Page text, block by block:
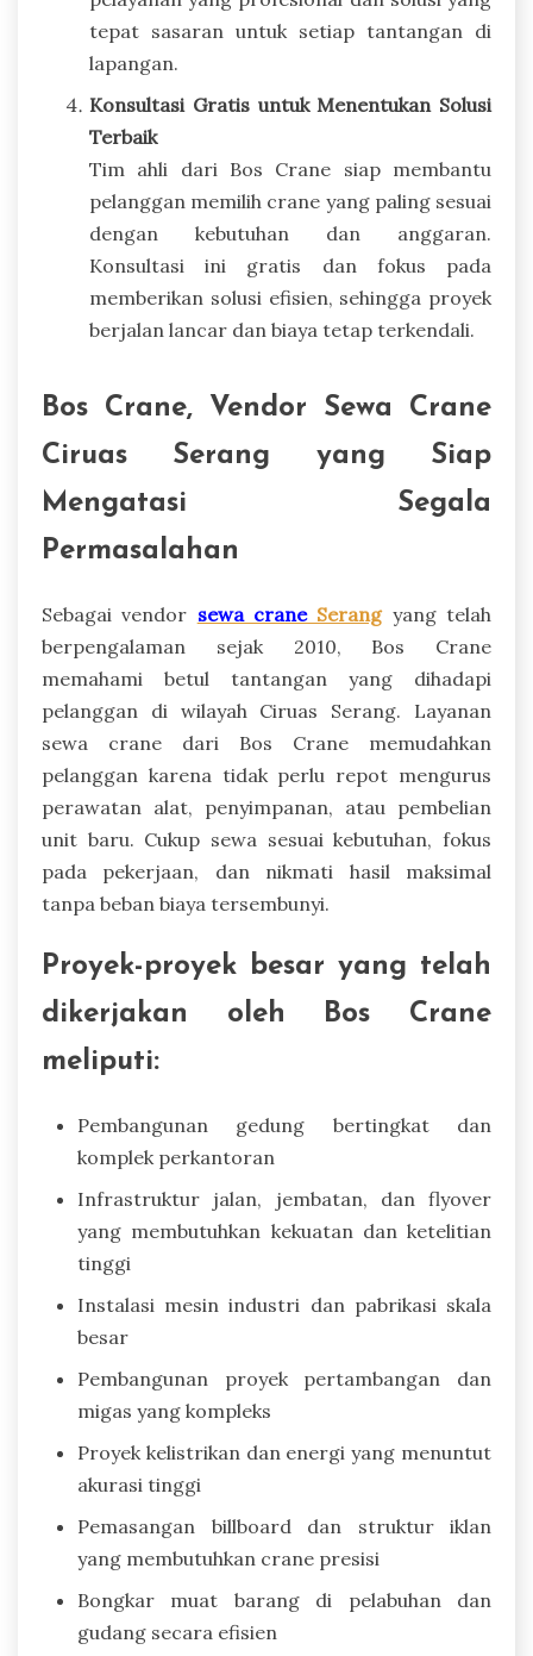
tepat sasaran untuk setiap tantangan di
lapangan.
Konsultasi Gratis untuk Menentukan Solusi
Terbaik
Tim ahli dari Bos Crane siap membantu
pelanggan memilih crane yang paling sesuai
dengan kebutuhan dan anggaran.
Konsultasi ini gratis dan fokus pada
memberikan solusi efisien, sehingga proyek
berjalan lancar dan biaya tetap terkendali.
Bos Crane, Vendor Sewa Crane
Ciruas Serang yang Siap
Mengatasi Segala
Permasalahan
Sebagai vendor sewa craneSerangyang telah
berpengalaman sejak 2010, Bos Crane
memahami betul tantangan yang dihadapi
pelanggan di wilayah Ciruas Serang. Layanan
sewa crane dari Bos Crane memudahkan
pelanggan karena tidak perlu repot mengurus
perawatan alat, penyimpanan, atau pembelian
unit baru. Cukup sewa sesuai kebutuhan, fokus
pada pekerjaan, dan nikmati hasil maksimal
tanpa beban biaya tersembunyi.
Proyek-proyek besar yang telah
dikerjakan oleh Bos Crane
meliputi:
Pembangunan gedung bertingkat dan
komplek perkantoran
Infrastruktur jalan, jembatan, dan flyover
yang membutuhkan kekuatan dan ketelitian
tinggi
Instalasi mesin industri dan pabrikasi skala
besar
Pembangunan proyek pertambangan dan
migas yang kompleks
Proyek kelistrikan dan energi yang menuntut
akurasi tinggi
Pemasangan billboard dan struktur iklan
yang membutuhkan crane presisi
Bongkar muat barang di pelabuhan dan
gudang secara efisien